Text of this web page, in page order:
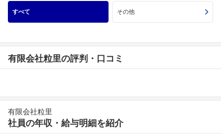
すべて その他
有限会社粒里の評判・口コミ
有限会社粒里
社員の年収・給与明細を紹介